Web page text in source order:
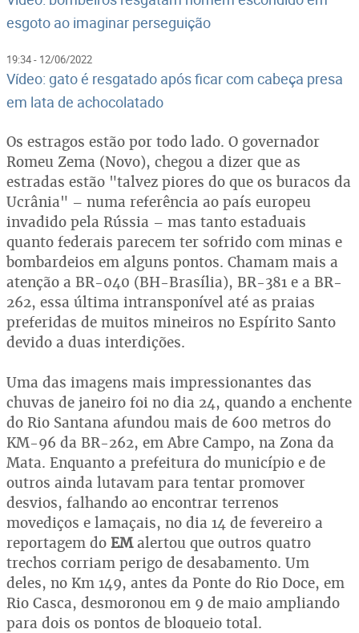
esgoto ao imaginar perseguição
19:34 - 12/06/2022
Vídeo: gato é resgatado após ficar com cabeça presa
em lata de achocolatado
Os estragos estão por todo lado. O governador
Romeu Zema (Novo), chegou a dizer que as
estradas estão "talvez piores do que os buracos da
Ucrânia" – numa referência ao país europeu
invadido pela Rússia – mas tanto estaduais
quanto federais parecem ter sofrido com minas e
bombardeios em alguns pontos. Chamam mais a
atenção a BR-040 (BH-Brasília), BR-381 e a BR-
262, essa última intransponível até as praias
preferidas de muitos mineiros no Espírito Santo
devido a duas interdições.
Uma das imagens mais impressionantes das
chuvas de janeiro foi no dia 24, quando a enchente
do Rio Santana afundou mais de 600 metros do
KM-96 da BR-262, em Abre Campo, na Zona da
Mata. Enquanto a prefeitura do município e de
outros ainda lutavam para tentar promover
desvios, falhando ao encontrar terrenos
movediços e lamaçais, no dia 14 de fevereiro a
reportagem do EMalertou que outros quatro
trechos corriam perigo de desabamento. Um
deles, no Km 149, antes da Ponte do Rio Doce, em
Rio Casca, desmoronou em 9 de maio ampliando
para dois os pontos de bloqueio total.